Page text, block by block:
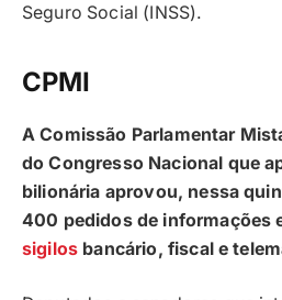
Seguro Social (INSS).
CPMI
A Comissão Parlamentar
do Congresso Nacional que
bilionária aprovou, nessa
400 pedidos de informações
sigilos bancário, fiscal e